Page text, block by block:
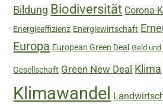
Bildung Biodiversität Corona-
Energieeffizienz Energiewirtschaft
Europa European Green Deal Geld
Gesellschaft Green New Deal Klima
Klimawandel